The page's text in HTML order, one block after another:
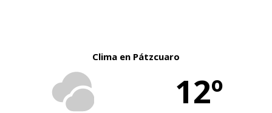
Clima en Pátzcuaro
12º